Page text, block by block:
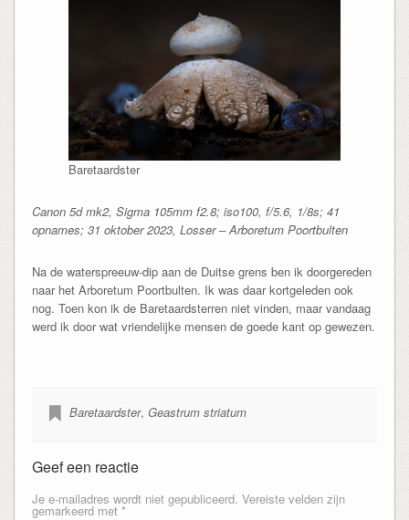
Baretaardster
Canon 5d mk2, Sigma 105mm f2.8; iso100, f/5.6, 1/8s; 41
opnames; 31 oktober 2023, Losser – Arboretum Poortbulten
Na de waterspreeuw-dip aan de Duitse grens ben ik doorgereden
naar het Arboretum Poortbulten. Ik was daar kortgeleden ook
nog. Toen kon ik de Baretaardsterren niet vinden, maar vandaag
werd ik door wat vriendelijke mensen de goede kant op gewezen.
Baretaardster, Geastrum striatum
Geef een reactie
Je e-mailadres wordt niet gepubliceerd. Vereiste velden zijn
gemarkeerd met *